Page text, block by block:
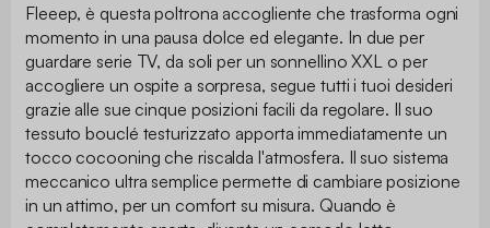
Fleeep, è questa poltrona accogliente che trasforma ogni
momento in una pausa dolce ed elegante. In due per
guardare serie TV, da soli per un sonnellino XXL o per
accogliere un ospite a sorpresa, segue tutti i tuoi desideri
grazie alle sue cinque posizioni facili da regolare. Il suo
tessuto bouclé testurizzato apporta immediatamente un
tocco cocooning che riscalda l'atmosfera. Il suo sistema
meccanico ultra semplice permette di cambiare posizione
in un attimo, per un comfort su misura. Quando è